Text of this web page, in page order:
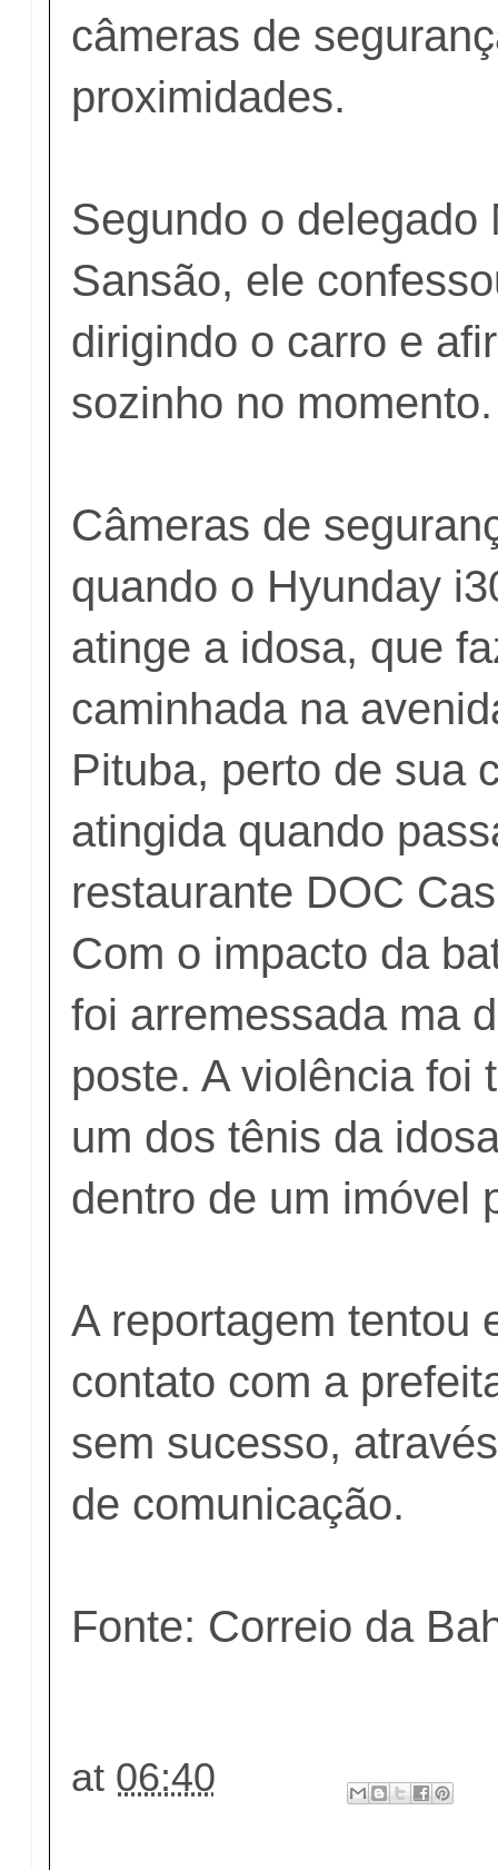
câmeras de
proximidades.
Segundo o delegado
Sansão, ele
dirigindo o carro e
sozinho no momento.
Câmeras de
quando o Hyunday
atinge a idosa, que
caminhada na
Pituba, perto de sua
atingida quando
restaurante DOC
Com o impacto da
foi arremessada ma
poste. A violência foi
um dos tênis da
dentro de um imóvel
A reportagem tentou
contato com a
sem sucesso,
de comunicação.
Fonte: Correio da
at 06:40